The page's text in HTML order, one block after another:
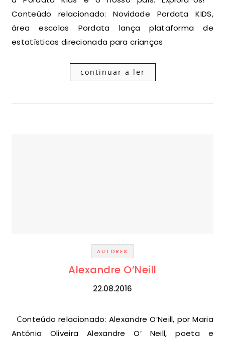
Conteúdo relacionado: Novidade Pordata KIDS,
área escolas Pordata lança plataforma de
estatísticas direcionada para crianças
continuar a ler
AUTORES
Alexandre O’Neill
22.08.2016
Conteúdo relacionado: Alexandre O’Neill, por Maria
Antónia Oliveira Alexandre O’ Neill, poeta e